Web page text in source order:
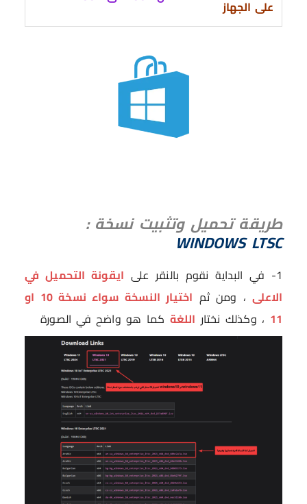
على الجهاز
طريقة تحميل وتثبيت نسخة :
WINDOWS LTSC
1- في البداية نقوم بالنقر على
ايقونة التحميل في
الاعلى، ومن ثم
اختيار النسخة سواء نسخة 10 او
11 ، وكذلك نختار اللغة كما هو واضح في الصورة